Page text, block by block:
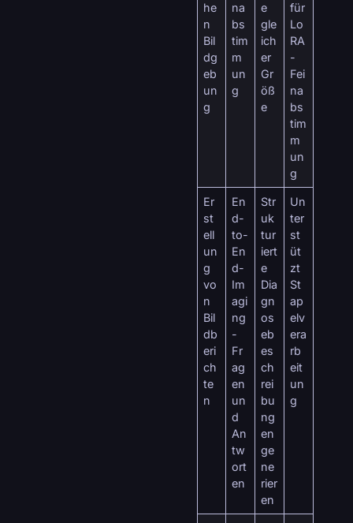
he
n
Bil
dg
eb
un
g
na
bs
tim
m
un
g
e
gle
ich
er
Gr
öß
e
für
Lo
RA
-
Fei
na
bs
tim
m
un
g
Er
st
ell
un
g
vo
n
Bil
db
eri
ch
te
n
En
d-
to-
En
d-
Im
agi
ng
-
Fr
ag
en
un
d
An
tw
ort
en
Str
uk
tur
iert
e
Dia
gn
os
eb
es
ch
rei
bu
ng
en
ge
ne
rier
en
Un
ter
st
üt
zt
St
ap
elv
era
rb
eit
un
g